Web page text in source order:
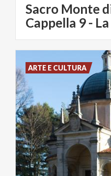
Sacro Monte
ARTE E CULTURA